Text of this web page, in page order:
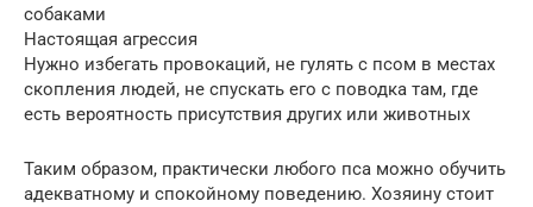
собаками
Настоящая агрессия
Нужно избегать провокаций, не гулять с псом в местах
скопления людей, не спускать его с поводка там, где
есть вероятность присутствия других или животных
Таким образом, практически любого пса можно обучить
адекватному и спокойному поведению. Хозяину стоит